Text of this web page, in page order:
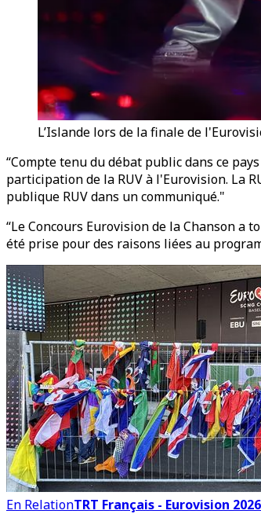
L’Islande lors de la finale de
“Compte tenu du débat public dans ce
participation de la RUV à l'Eurovision. La
publique RUV dans un communiqué."
“Le Concours Eurovision de la Chanson
été prise pour des raisons liées au
En RelationTRT Français - Eurovision